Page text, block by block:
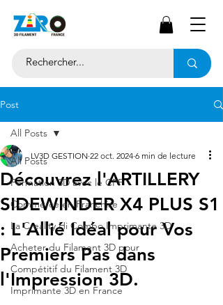
Post
All Posts
Formation 3D avec le CPF
Commerce en Franchise
La Creality Hi Combo Imprimante 3D
Acheter du Filament 3D pour
Compétitif du Filament 3D
Imprimante 3D en France
All Posts
Découvrez l'ARTILLERY
SIDEWINDER X4 PLUS S1
: L'Allié Idéal pour Vos
Premiers Pas dans
l'Impression 3D.
LV3D GESTION 22 oct. 2024 6 min de lecture